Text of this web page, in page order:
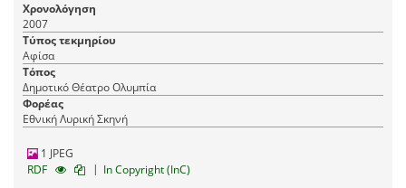
Χρονολόγηση
2007
Τύπος τεκμηρίου
Αφίσα
Τόπος
Δημοτικό Θέατρο Ολυμπία
Φορέας
Εθνική Λυρική Σκηνή
1 JPEG
RDF
| In Copyright (InC)